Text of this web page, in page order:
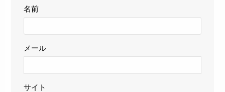
名前
メール
サイト